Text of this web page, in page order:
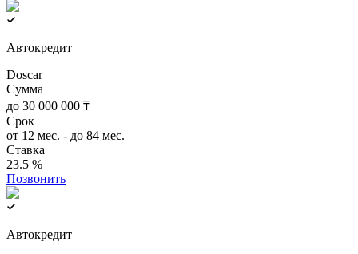
Автокредит
Doscar
Сумма
до 30 000 000 ₸
Срок
от 12 мес. - до 84 мес.
Ставка
23.5 %
Позвонить
Автокредит